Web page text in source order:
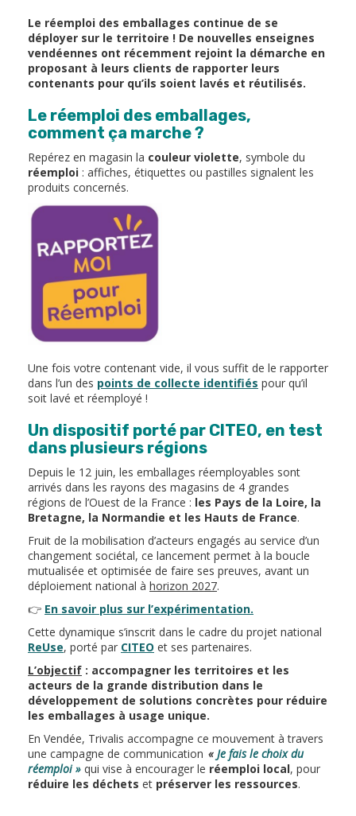
Le réemploi des emballages continue de se
déployer sur le territoire ! De nouvelles enseignes
vendéennes ont récemment rejoint la démarche en
proposant à leurs clients de rapporter leurs
contenants pour qu’ils soient lavés et réutilisés.
Le réemploi des emballages,
comment ça marche ?
Repérez en magasin la couleur violette, symbole du
réemploi : affiches, étiquettes ou pastilles signalent les
produits concernés.
Une fois votre contenant vide, il vous suffit de le rapporter
dans l’un des points de collecte identifiés pour qu’il
soit lavé et réemployé !
Un dispositif porté par CITEO, en test
dans plusieurs régions
Depuis le 12 juin, les emballages réemployables sont
arrivés dans les rayons des magasins de 4 grandes
régions de l’Ouest de la France : les Pays de la Loire, la
Bretagne, la Normandie et les Hauts de France.
Fruit de la mobilisation d’acteurs engagés au service d’un
changement sociétal, ce lancement permet à la boucle
mutualisée et optimisée de faire ses preuves, avant un
déploiement national à horizon 2027.
👉 En savoir plus sur l’expérimentation.
Cette dynamique s’inscrit dans le cadre du projet national
ReUse, porté par CITEO et ses partenaires.
L’objectif : accompagner les territoires et les
acteurs de la grande distribution dans le
développement de solutions concrètes pour réduire
les emballages à usage unique.
En Vendée, Trivalis accompagne ce mouvement à travers
une campagne de communication « Je fais le choix du
réemploi » qui vise à encourager le réemploi local, pour
réduire les déchets et préserver les ressources.